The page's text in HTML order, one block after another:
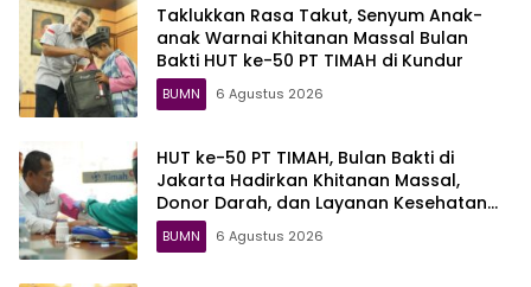
Taklukkan Rasa Takut, Senyum Anak-
anak Warnai Khitanan Massal Bulan
Bakti HUT ke-50 PT TIMAH di Kundur
BUMN 6 Agustus 2026
HUT ke-50 PT TIMAH, Bulan Bakti di
Jakarta Hadirkan Khitanan Massal,
Donor Darah, dan Layanan Kesehatan
Gratis
BUMN 6 Agustus 2026